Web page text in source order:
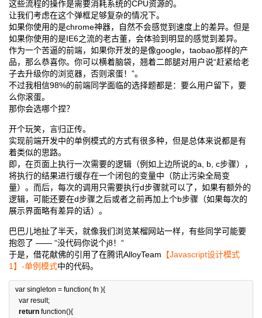
这些流程的操作是需要消耗系统的CPU资源的。
让我们考虑在这个弹框足够复杂的情况下。
如果你使用的是chrome神器，自然不会感觉到速度上的差异。但是
如果你使用的是IE6之流的老古董，会体验到明显的感觉到差异。
作为一个苦逼的前端，如果你开发的是像google，taobao那样的产
品，那么恭喜你。你可以横着脑袋，翘着二郎腿对用户说“赶紧给老
子去升级你的浏览器，否则滚蛋！”。
不过我相信98%的前端同学面临的选择题都是：要么用户留下，要
么你滚蛋。
那你会选哪个捏？
开个玩笑，言归正传。
实现前端开发中的单例模式的方式有很多种，但是总体来说都是有
着类似的思路。
即，在页面上执行一次需要的逻辑（例如上边所说的a, b, c步骤），
将执行的结果进行缓存在一个闭包的变量中（防止污染全局变
量）。而后，每次的调用只需要执行d步骤就可以了，如果有额外的
逻辑，可能还要在d步骤之后或者之前再加上个b步骤（如果每次的
展示界面略有差异的话）。
巴巴儿地扯了半天，就像我们浏览某榴网站一样，有些同学可能要
抱怨了 —— “没代码你说个j8！“
于是，借花献佛的引用了在腾讯AlloyTeam 【Javascript设计模式
1】-单例模式中的代码。
var singleton = function( fn ){
var result;
return function(){